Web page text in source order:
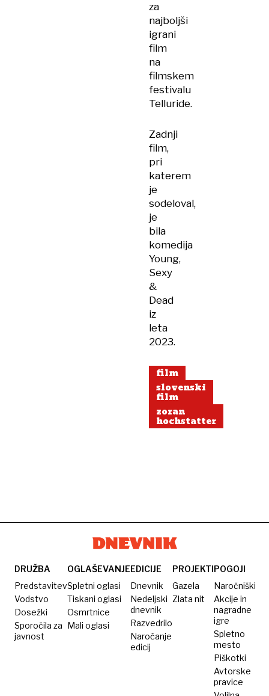
za
najboljši
igrani
film
na
filmskem
festivalu
Telluride.
Zadnji
film,
pri
katerem
je
sodeloval,
je
bila
komedija
Young,
Sexy
&
Dead
iz
leta
2023.
film
slovenski
film
zoran
hochstatter
DRUŽBA
Predstavitev
Vodstvo
Dosežki
Sporočila za
javnost
OGLAŠEVANJE
Spletni oglasi
Tiskani oglasi
Osmrtnice
Mali oglasi
EDICIJE
Dnevnik
Nedeljski
dnevnik
Razvedrilo
Naročanje
edicij
PROJEKTI
Gazela
Zlata nit
POGOJI
Naročniški
Akcije in
nagradne
igre
Spletno
mesto
Piškotki
Avtorske
pravice